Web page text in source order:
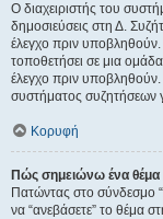
Ο διαχειριστής του
δημοσιεύσεις στη Δ.
έλεγχο πριν υποβληθούν.
τοποθετήσει σε μια
έλεγχο πριν υποβληθούν.
συστήματος συζητήσεων
Κορυφή
Πώς σημειώνω ένα
Πατώντας στο σύνδεσμο
να “ανεβάσετε” το θέμα